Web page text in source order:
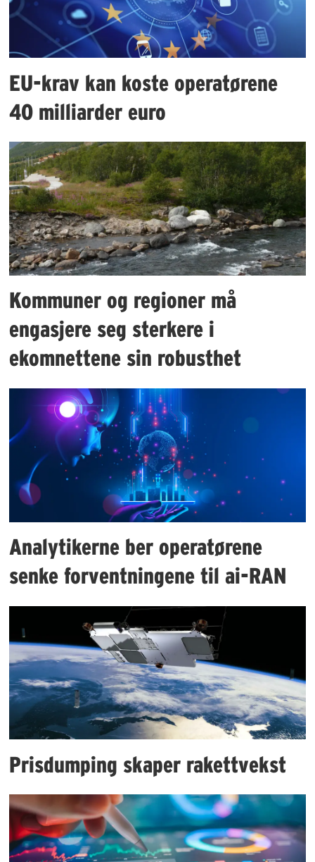
EU-krav kan koste operatørene
40 milliarder euro
Kommuner og regioner må
engasjere seg sterkere i
ekomnettene sin robusthet
Analytikerne ber operatørene
senke forventningene til ai-RAN
Prisdumping skaper rakettvekst